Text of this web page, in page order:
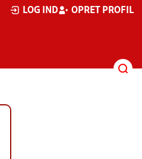
LOG IND OPRET PROFIL